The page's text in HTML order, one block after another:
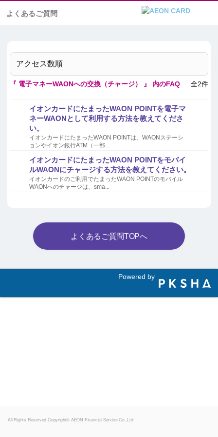
よくあるご質問
『 電子マネーWAONへの交換（チャージ） 』 内のFAQ 全2件
イオンカードにたまったWAON POINTを電子マ
ネーWAONとして利用する方法を教えてくださ
い。
イオンカードにたまったWAON POINTは、WAONステーシ
ョンやイオン銀行ATM（一部...
イオンカードにたまったWAON POINTをモバイ
ルWAONにチャージする方法を教えてください。
イオンカードのご利用でたまったWAON POINTのモバイル
WAONへのチャージは、sma...
よくあるご質問TOPへ
All Rights Reserved.Copyright© AEON Financial Service Co.,Ltd.
Powered by